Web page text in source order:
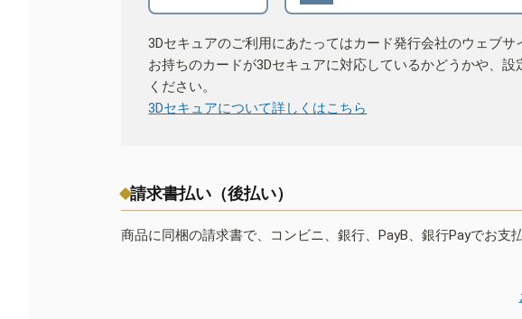
3Dセキュアのご利用にあたってはカード発行会社のウェブ
お持ちのカードが3Dセキュアに対応しているかどうかや、
ください。
3Dセキュアについて詳しくはこちら
請求書払い（後払い）
商品に同梱の請求書で、コンビニ、銀行、PayB、銀行Payでお支